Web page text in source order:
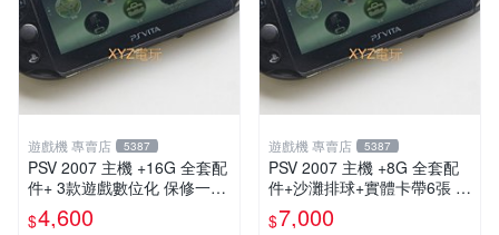
遊戲機 專賣店 5387
PSV 2007 主機 +16G 全套配
件+ 3款遊戲數位化 保修一年
品質有保障
$4,600
遊戲機 專賣店 5387
PSV 2007 主機 +8G 全套配
件+沙灘排球+實體卡帶6張 保
修一年 品質有保障
$7,000